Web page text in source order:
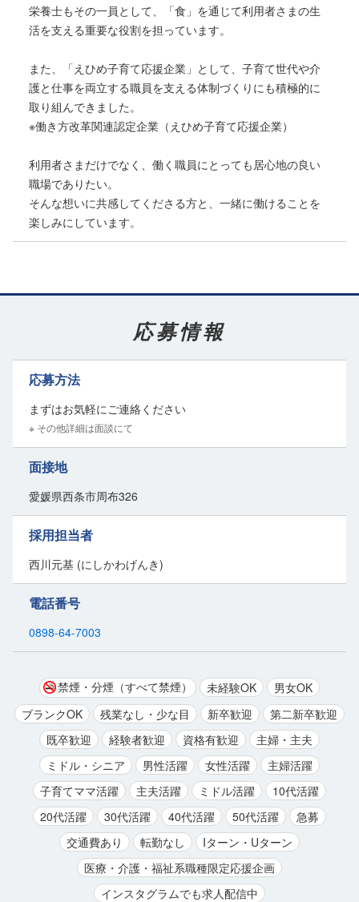
育児休暇・産前産後休暇・介護休暇などライフステージに合わせて長
く働き続けられる制度も整備。
安定した環境で、栄養士としてのキャリアをじっくり築いていきたい
方をお待ちしています。
栄養士もその一員として、「食」を通じて利用者さまの生
活を支える重要な役割を担っています。
また、「えひめ子育て応援企業」として、子育て世代や介
護と仕事を両立する職員を支える体制づくりにも積極的に
取り組んできました。
※働き方改革関連認定企業（えひめ子育て応援企業）
利用者さまだけでなく、働く職員にとっても居心地の良い
職場でありたい。
そんな想いに共感してくださる方と、一緒に働けることを
楽しみにしています。
応募情報
応募方法
まずはお気軽にご連絡ください
※ その他詳細は面談にて
面接地
愛媛県西条市周布326
採用担当者
西川元基 (にしかわげんき)
電話番号
0898-64-7003
禁煙・分煙（すべて禁煙） 未経験OK
男女OK
ブランクOK
残業なし・少な目 新卒歓迎
第二新卒歓迎
既卒歓迎
経験者歓迎 資格有歓迎
主婦・主夫
ミドル・シニア
男性活躍 女性活躍
主婦活躍
子育てママ活躍
主夫活躍 ミドル活躍
10代活躍
20代活躍
30代活躍 40代活躍 50代活躍
急募
交通費あり
転勤なし
Iターン・Uターン
医療・介護・福祉系職種限定応援企画
インスタグラムでも求人配信中